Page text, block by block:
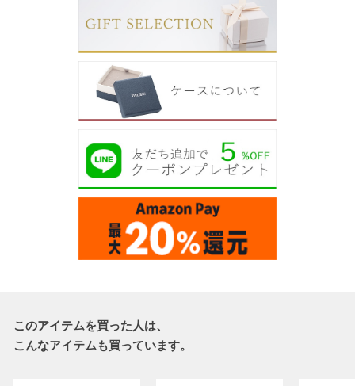
このアイテムを買った人は、
こんなアイテムも買っています。